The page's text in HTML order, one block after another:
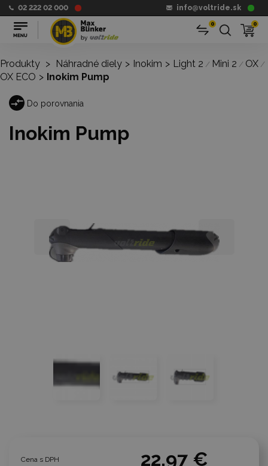
02 222 02 000 info@voltride.sk
0 0
Produkty > Náhradné diely > Inokim > Light 2 / Mini 2 / OX /
OX ECO > Inokim Pump
Do porovnania
Inokim Pump
‹ ›
Cena s DPH 22,97 €